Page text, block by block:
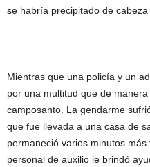
se habría precipitado de
Mientras que una policía y un
por una multitud que de
camposanto. La gendarme
que fue llevada a una casa de
permaneció varios minutos
personal de auxilio le brindó